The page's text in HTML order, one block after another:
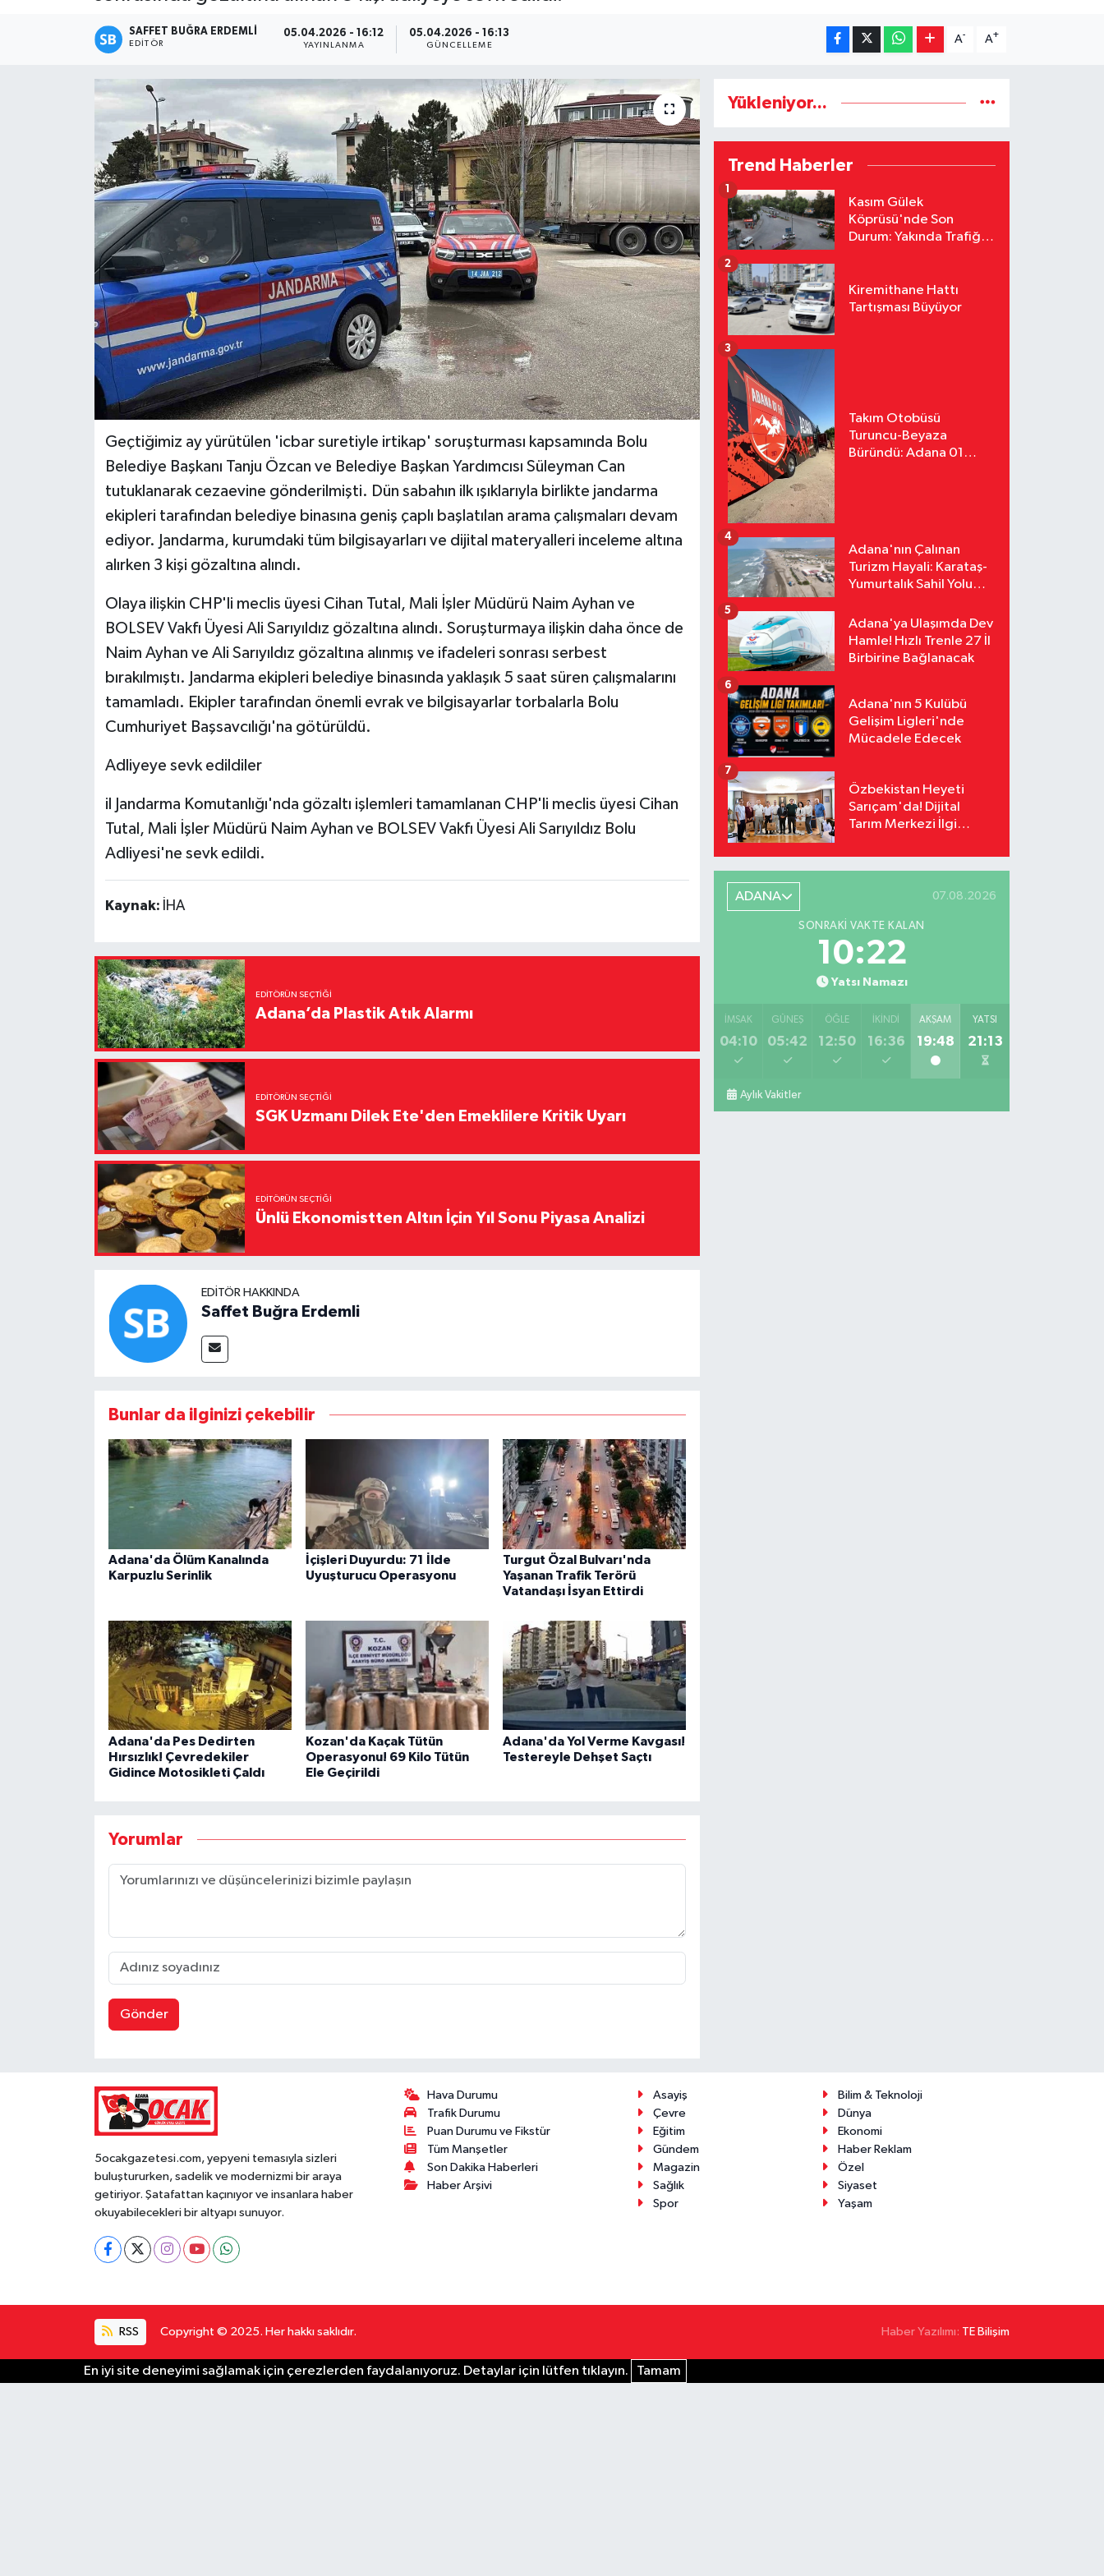
SAFFET BUĞRA ERDEMLI
EDITÖR
05.04.2026 - 16:12
YAYINLANMA
05.04.2026 - 16:13
GÜNCELLEME
A- A+
Geçtiğimiz ay yürütülen 'icbar suretiyle irtikap' soruşturması kapsamında Bolu
Belediye Başkanı Tanju Özcan ve Belediye Başkan Yardımcısı Süleyman Can
tutuklanarak cezaevine gönderilmişti. Dün sabahın ilk ışıklarıyla birlikte jandarma
ekipleri tarafından belediye binasına geniş çaplı başlatılan arama çalışmaları devam
ediyor. Jandarma, kurumdaki tüm bilgisayarları ve dijital materyalleri inceleme altına
alırken 3 kişi gözaltına alındı.
Olaya ilişkin CHP'li meclis üyesi Cihan Tutal, Mali İşler Müdürü Naim Ayhan ve
BOLSEV Vakfı Üyesi Ali Sarıyıldız gözaltına alındı. Soruşturmaya ilişkin daha önce de
Naim Ayhan ve Ali Sarıyıldız gözaltına alınmış ve ifadeleri sonrası serbest
bırakılmıştı. Jandarma ekipleri belediye binasında yaklaşık 5 saat süren çalışmalarını
tamamladı. Ekipler tarafından önemli evrak ve bilgisayarlar torbalarla Bolu
Cumhuriyet Başsavcılığı'na götürüldü.
Adliyeye sevk edildiler
il Jandarma Komutanlığı'nda gözaltı işlemleri tamamlanan CHP'li meclis üyesi Cihan
Tutal, Mali İşler Müdürü Naim Ayhan ve BOLSEV Vakfı Üyesi Ali Sarıyıldız Bolu
Adliyesi'ne sevk edildi.
Kaynak: İHA
EDITÖRÜN SEÇTIĞI
Adana’da Plastik Atık Alarmı
EDITÖRÜN SEÇTIĞI
SGK Uzmanı Dilek Ete'den Emeklilere Kritik Uyarı
EDITÖRÜN SEÇTIĞI
Ünlü Ekonomistten Altın İçin Yıl Sonu Piyasa Analizi
EDITÖR HAKKINDA
Saffet Buğra Erdemli
Bunlar da ilginizi çekebilir
Adana'da Ölüm Kanalında
Karpuzlu Serinlik
İçişleri Duyurdu: 71 İlde
Uyuşturucu Operasyonu
Turgut Özal Bulvarı'nda
Yaşanan Trafik Terörü
Vatandaşı İsyan Ettirdi
Adana'da Pes Dedirten
Hırsızlık! Çevredekiler
Gidince Motosikleti Çaldı
Kozan'da Kaçak Tütün
Operasyonu! 69 Kilo Tütün
Ele Geçirildi
Adana'da Yol Verme Kavgası!
Testereyle Dehşet Saçtı
Yorumlar
Gönder
Yükleniyor...
Trend Haberler
Kasım Gülek
Köprüsü'nde Son
Durum: Yakında Trafiğe
1
Kiremithane Hattı
Tartışması Büyüyor
2
Takım Otobüsü
Turuncu-Beyaza
Büründü: Adana 01
3
Adana'nın Çalınan
Turizm Hayali: Karataş-
Yumurtalık Sahil Yolu
4
Adana'ya Ulaşımda Dev
Hamle! Hızlı Trenle 27 İl
Birbirine Bağlanacak
5
Adana'nın 5 Kulübü
Gelişim Ligleri'nde
Mücadele Edecek
6
Özbekistan Heyeti
Sarıçam'da! Dijital
Tarım Merkezi İlgi
7
ADANA 07.08.2026
SONRAKI VAKTE KALAN
10:21
Yatsı Namazı
İMSAK
04:10
GÜNEŞ
05:42
ÖĞLE
12:50
İKINDI
16:36
AKŞAM
19:48
YATSI
21:13
Aylık Vakitler
5ocakgazetesi.com, yepyeni temasıyla sizleri
buluştururken, sadelik ve modernizmi bir araya
getiriyor. Şatafattan kaçınıyor ve insanlara haber
okuyabilecekleri bir altyapı sunuyor.
Hava Durumu
Trafik Durumu
Puan Durumu ve Fikstür
Tüm Manşetler
Son Dakika Haberleri
Haber Arşivi
Asayiş
Bilim & Teknoloji
Çevre
Dünya
Eğitim
Ekonomi
Gündem
Haber Reklam
Magazin
Özel
Sağlık
Siyaset
Spor
Yaşam
RSS Copyright © 2025. Her hakkı saklıdır. Haber Yazılımı: TE Bilişim
En iyi site deneyimi sağlamak için çerezlerden faydalanıyoruz. Detaylar için lütfen tıklayın. Tamam
Magazin
Resmi İlanlar
Siyaset
Yerel Yönetimler
Yurttan